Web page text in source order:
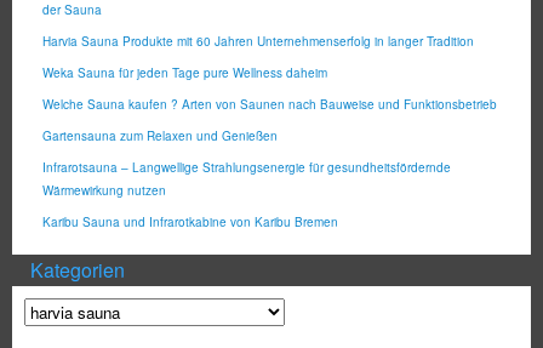
der Sauna
Harvia Sauna Produkte mit 60 Jahren Unternehmenserfolg in langer Tradition
Weka Sauna für jeden Tage pure Wellness daheim
Welche Sauna kaufen ? Arten von Saunen nach Bauweise und Funktionsbetrieb
Gartensauna zum Relaxen und Genießen
Infrarotsauna – Langwellige Strahlungsenergie für gesundheitsfördernde
Wärmewirkung nutzen
Karibu Sauna und Infrarotkabine von Karibu Bremen
Kategorien